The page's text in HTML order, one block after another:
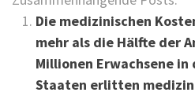
Die medizinischen
mehr als die Hälfte der
Millionen Erwachsene
Staaten erlitten